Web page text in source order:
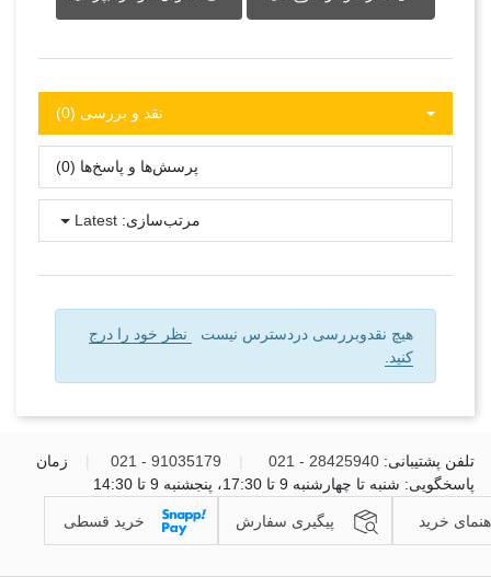
نقد و بررسی‌‌ (0)
پرسش‌ها و پاسخ‌ها (0)
مرتب‌سازی: Latest
هیچ نقدوبررسی دردسترس نیست
نظر خود را درج
کنید.
تلفن پشتیبانی: 28425940 - 021
91035179 - 021
زمان
پاسخگویی: شنبه تا چهارشنبه 9 تا 17:30، پنجشنبه 9 تا 14:30
خرید پیگیری سفارش خرید قسطی